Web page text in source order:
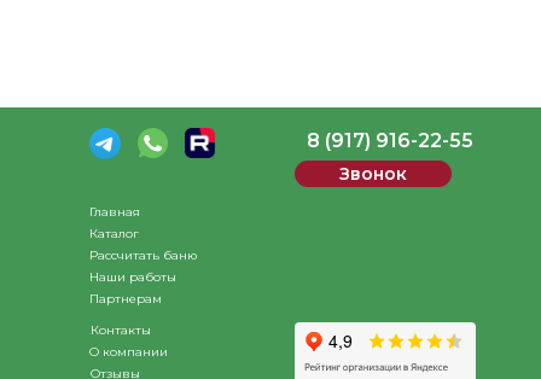
Контакты
О компании
Отзывы
Рассчитать баню
Партнерам
Наши работы
Каталог
Главная
Звонок
8 (917) 916-22-55